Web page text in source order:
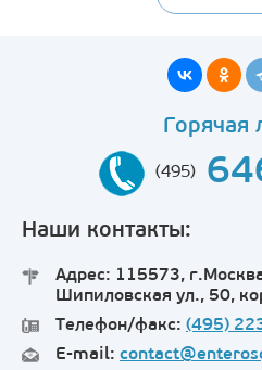
Горячая
(495)
Наши контакты:
Адрес: 115573,
Шипиловская ул., 50,
Телефон/факс: (495)
E-mail: